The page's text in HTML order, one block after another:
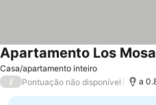
Casa/apartamento inteiro
Apartamento Los
/ Pontuação não disponível a